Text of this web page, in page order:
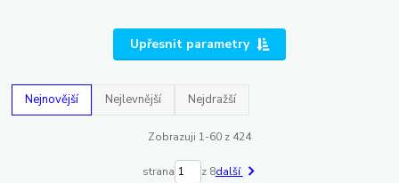
Upřesnit parametry
Nejnovější Nejlevnější Nejdražší
Zobrazuji 1-60 z 424
strana z 8další